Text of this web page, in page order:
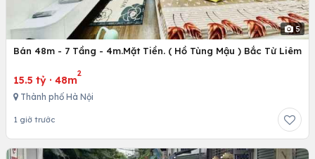
5
Bán 48m - 7 Tầng - 4m.Mặt Tiền. ( Hồ Tùng Mậu ) Bắc Từ Liêm
15.5 tỷ · 48m
2
Thành phố Hà Nội
1 giờ trước